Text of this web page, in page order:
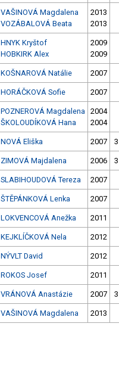
VAŠINOVÁ Magdalena
VOZÁBALOVÁ Beata
2013
2013
HNYK Kryštof
HOBKIRK Alex
2009
2009
KOŠNAROVÁ Natálie 2007
HORÁČKOVÁ Sofie 2007
POZNEROVÁ Magdalena
ŠKOLOUDÍKOVÁ Hana
2004
2004
NOVÁ Eliška 2007 3
ZIMOVÁ Majdalena 2006 3
SLABIHOUDOVÁ Tereza 2007
ŠTĚPÁNKOVÁ Lenka 2007
LOKVENCOVÁ Anežka 2011
KEJKLÍČKOVÁ Nela 2012
NÝVLT David 2012
ROKOS Josef 2011
VRÁNOVÁ Anastázie 2007 3
VAŠINOVÁ Magdalena 2013